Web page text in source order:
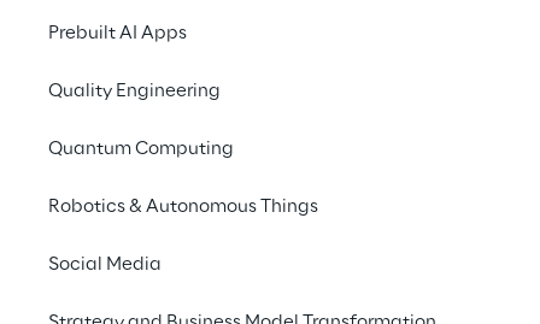
Prebuilt AI Apps
Quality Engineering
Quantum Computing
Robotics & Autonomous Things
Social Media
Open AI à l'épreuve dans le cadre
temps passionnante.